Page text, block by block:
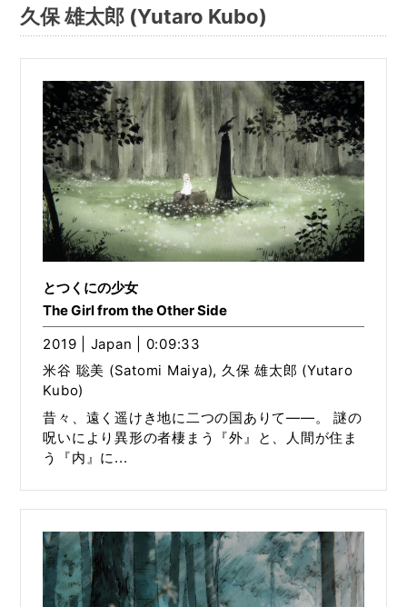
久保 雄太郎 (Yutaro Kubo)
とつくにの少女
The Girl from the Other Side
2019 | Japan | 0:09:33
米谷 聡美 (Satomi Maiya), 久保 雄太郎 (Yutaro
Kubo)
昔々、遠く遥けき地に二つの国ありて――。 謎の
呪いにより異形の者棲まう『外』と、人間が住ま
う『内』に...